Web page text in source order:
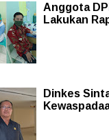
Anggota
Lakukan
Dinkes